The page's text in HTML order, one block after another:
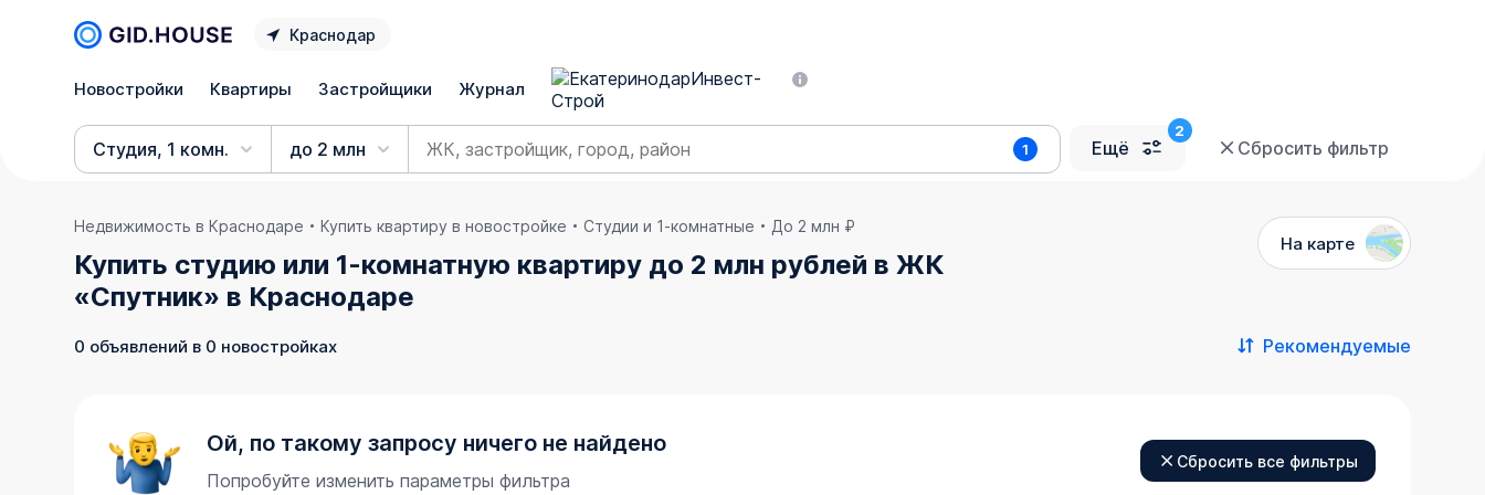
Краснодар
Новостройки Квартиры Застройщики Журнал
Студия, 1 комн. до 2 млн 1 Ещё Сбросить фильтр
Недвижимость в Краснодаре Купить квартиру в новостройке Студии и 1-комнатные До 2 млн ₽
Купить студию или 1-комнатную квартиру до 2 млн рублей в ЖК
«Спутник» в Краснодаре
На карте
0 объявлений в 0 новостройках Рекомендуемые
Ой, по такому запросу ничего не найдено
Попробуйте изменить параметры фильтра
Сбросить все фильтры